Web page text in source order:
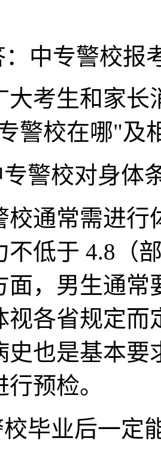
：中专警校报
大考生和家
警校在哪"及
警​校对身体
校通常需进行
不低于 4.8（
面，男生通常
视各省规定
史​也是基本
预​检。
毕业后一​定